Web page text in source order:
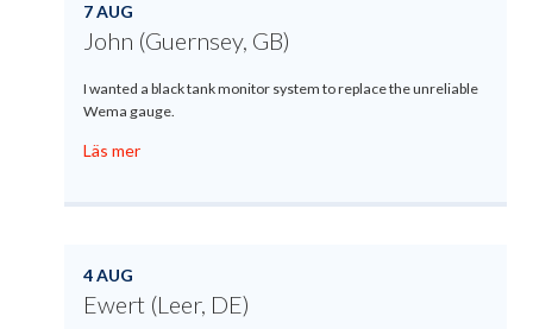
7 AUG
John (Guernsey, GB)
I wanted a black tank monitor system to replace the unreliable
Wema gauge.
Läs mer
4 AUG
Ewert (Leer, DE)